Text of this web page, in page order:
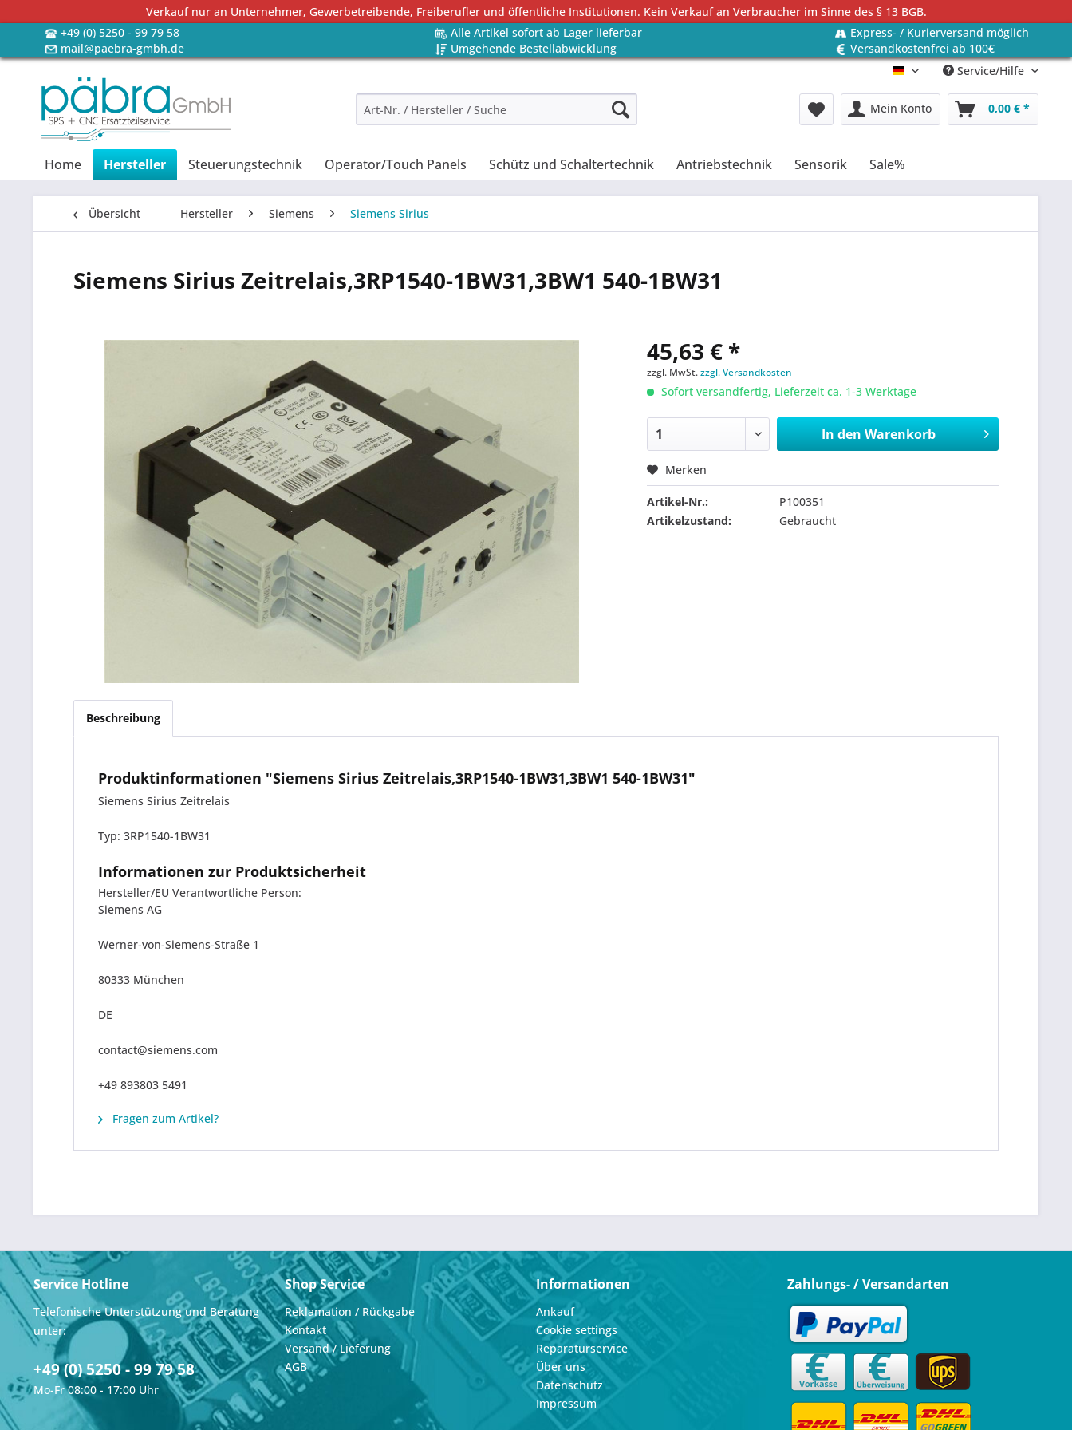
Verkauf nur an Unternehmer, Gewerbetreibende, Freiberufler und öffentliche Institutionen. Kein Verkauf an Verbraucher im Sinne des § 13 BGB.
+49 (0) 5250 - 99 79 58
Alle Artikel sofort ab Lager lieferbar
Express- / Kurierversand möglich
mail@paebra-gmbh.de
Umgehende Bestellabwicklung
Versandkostenfrei ab 100€
Deutsch Service/Hilfe
Mein Konto 0,00 € *
Home Hersteller Steuerungstechnik Operator/Touch Panels Schütz und Schaltertechnik Antriebstechnik Sensorik Sale%
Übersicht Hersteller Siemens Siemens Sirius
Siemens Sirius Zeitrelais,3RP1540-1BW31,3BW1 540-1BW31
45,63 € *
zzgl. MwSt.zzgl. Versandkosten
Sofort versandfertig, Lieferzeit ca. 1-3 Werktage
In den Warenkorb
Merken
Artikel-Nr.:
P100351
Artikelzustand:
Gebraucht
Beschreibung
Produktinformationen "Siemens Sirius Zeitrelais,3RP1540-1BW31,3BW1 540-1BW31"
Siemens Sirius Zeitrelais
Typ: 3RP1540-1BW31
Informationen zur Produktsicherheit
Hersteller/EU Verantwortliche Person:
Siemens AG
Werner-von-Siemens-Straße 1
80333 München
DE
contact@siemens.com
+49 893803 5491
Fragen zum Artikel?
Service Hotline
Telefonische Unterstützung und Beratung
unter:
+49 (0) 5250 - 99 79 58
Mo-Fr 08:00 - 17:00 Uhr
Shop Service
Reklamation / Rückgabe
Kontakt
Versand / Lieferung
AGB
Informationen
Ankauf
Cookie settings
Reparaturservice
Über uns
Datenschutz
Impressum
Zahlungs- / Versandarten